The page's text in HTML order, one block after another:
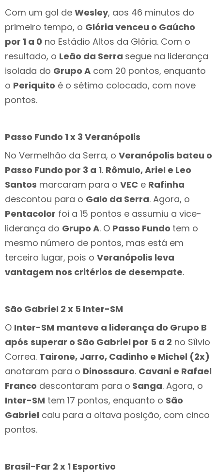
Com um gol de Wesley, aos 46 minutos do
primeiro tempo, o Glória venceu o Gaúcho
por 1 a 0 no Estádio Altos da Glória. Com o
resultado, o Leão da Serra segue na liderança
isolada do Grupo A com 20 pontos, enquanto
o Periquito é o sétimo colocado, com nove
pontos.
Passo Fundo 1 x 3 Veranópolis
No Vermelhão da Serra, o Veranópolis bateu o
Passo Fundo por 3 a 1. Rômulo, Ariel e Leo
Santos marcaram para o VEC e Rafinha
descontou para o Galo da Serra. Agora, o
Pentacolor foi a 15 pontos e assumiu a vice-
liderança do Grupo A. O Passo Fundo tem o
mesmo número de pontos, mas está em
terceiro lugar, pois o Veranópolis leva
vantagem nos critérios de desempate.
São Gabriel 2 x 5 Inter-SM
O Inter-SM manteve a liderança do Grupo B
após superar o São Gabriel por 5 a 2 no Sílvio
Correa. Tairone, Jarro, Cadinho e Michel (2x)
anotaram para o Dinossauro. Cavani e Rafael
Franco descontaram para o Sanga. Agora, o
Inter-SM tem 17 pontos, enquanto o São
Gabriel caiu para a oitava posição, com cinco
pontos.
Brasil-Far 2 x 1 Esportivo